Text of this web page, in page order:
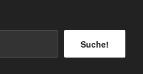
Suche!